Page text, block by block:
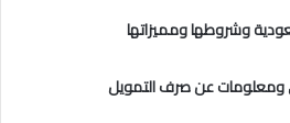
وشروطها ومميزاتها
ومعلومات عن صرف التمويل